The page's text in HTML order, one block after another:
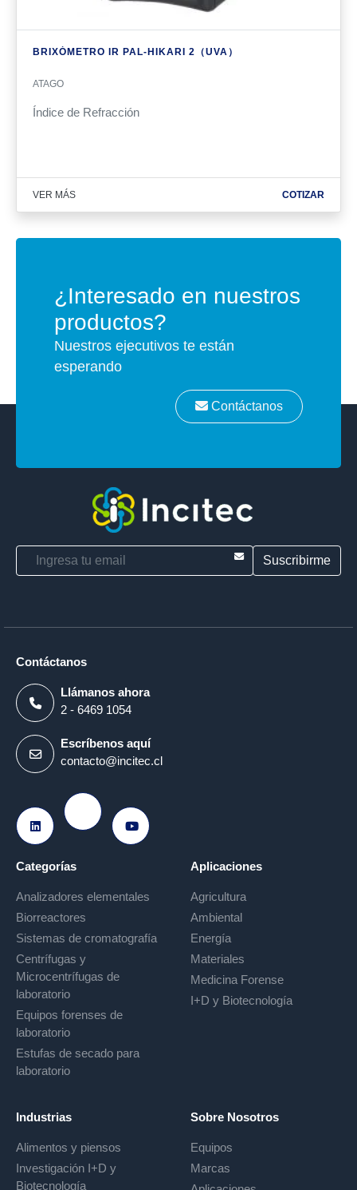
BRIXÓMETRO IR PAL-HIKARI 2（UVA）
ATAGO
Índice de Refracción
VER MÁS COTIZAR
¿Interesado en nuestros
productos?
Nuestros ejecutivos te están
esperando
Contáctanos
E-mail
Contáctanos
Llámanos ahora
2 - 6469 1054
Escríbenos aquí
contacto@incitec.cl
Ir a LinkedIn
Ir a Instagram
Ir a Youtube
Categorías
Analizadores elementales
Biorreactores
Sistemas de cromatografía
Centrífugas y
Microcentrífugas de
laboratorio
Equipos forenses de
laboratorio
Estufas de secado para
laboratorio
Aplicaciones
Agricultura
Ambiental
Energía
Materiales
Medicina Forense
I+D y Biotecnología
Industrias
Alimentos y piensos
Investigación I+D y
Biotecnología
Sobre Nosotros
Equipos
Marcas